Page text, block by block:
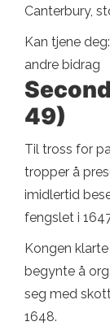
Canterbury,
Kan tjene
andre bidrag
49)
Til tross for
tropper å
imidlertid
fengslet i
Kongen
begynte å
seg med
1648.